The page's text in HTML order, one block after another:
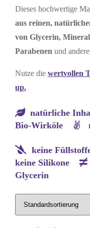
Dieses hochwertige
aus reinen,
von Glycerin,
Parabenen und
Nutze die wertvollen
up.
natürliche
Bio-Wirköle
keine
keine Silikone
Glycerin